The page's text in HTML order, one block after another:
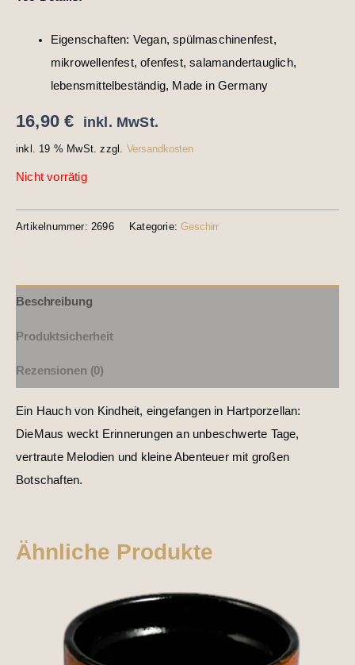
Eigenschaften: Vegan, spülmaschinenfest,
mikrowellenfest, ofenfest, salamandertauglich,
lebensmittelbeständig, Made in Germany
16,90€ inkl. MwSt.
inkl. 19 % MwSt. zzgl. Versandkosten
Nicht vorrätig
Artikelnummer: 2696 Kategorie:Geschirr
Beschreibung
Produktsicherheit
Rezensionen (0)
Ein Hauch von Kindheit, eingefangen in Hartporzellan:
DieMaus weckt Erinnerungen an unbeschwerte Tage,
vertraute Melodien und kleine Abenteuer mit großen
Botschaften.
Ähnliche Produkte